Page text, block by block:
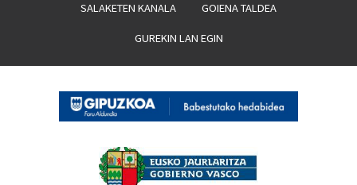
SALAKETEN KANALA GOIENA TALDEA
GUREKIN LAN EGIN